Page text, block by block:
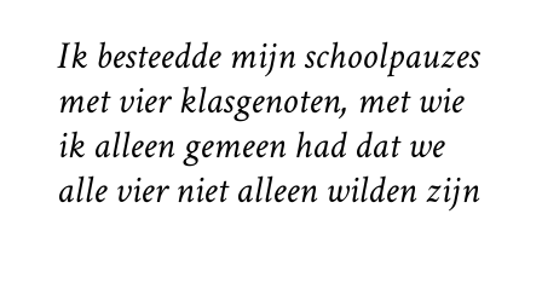
Ik besteedde mijn schoolpauzes
met vier klasgenoten, met wie
ik alleen gemeen had dat we
alle vier niet alleen wilden zijn